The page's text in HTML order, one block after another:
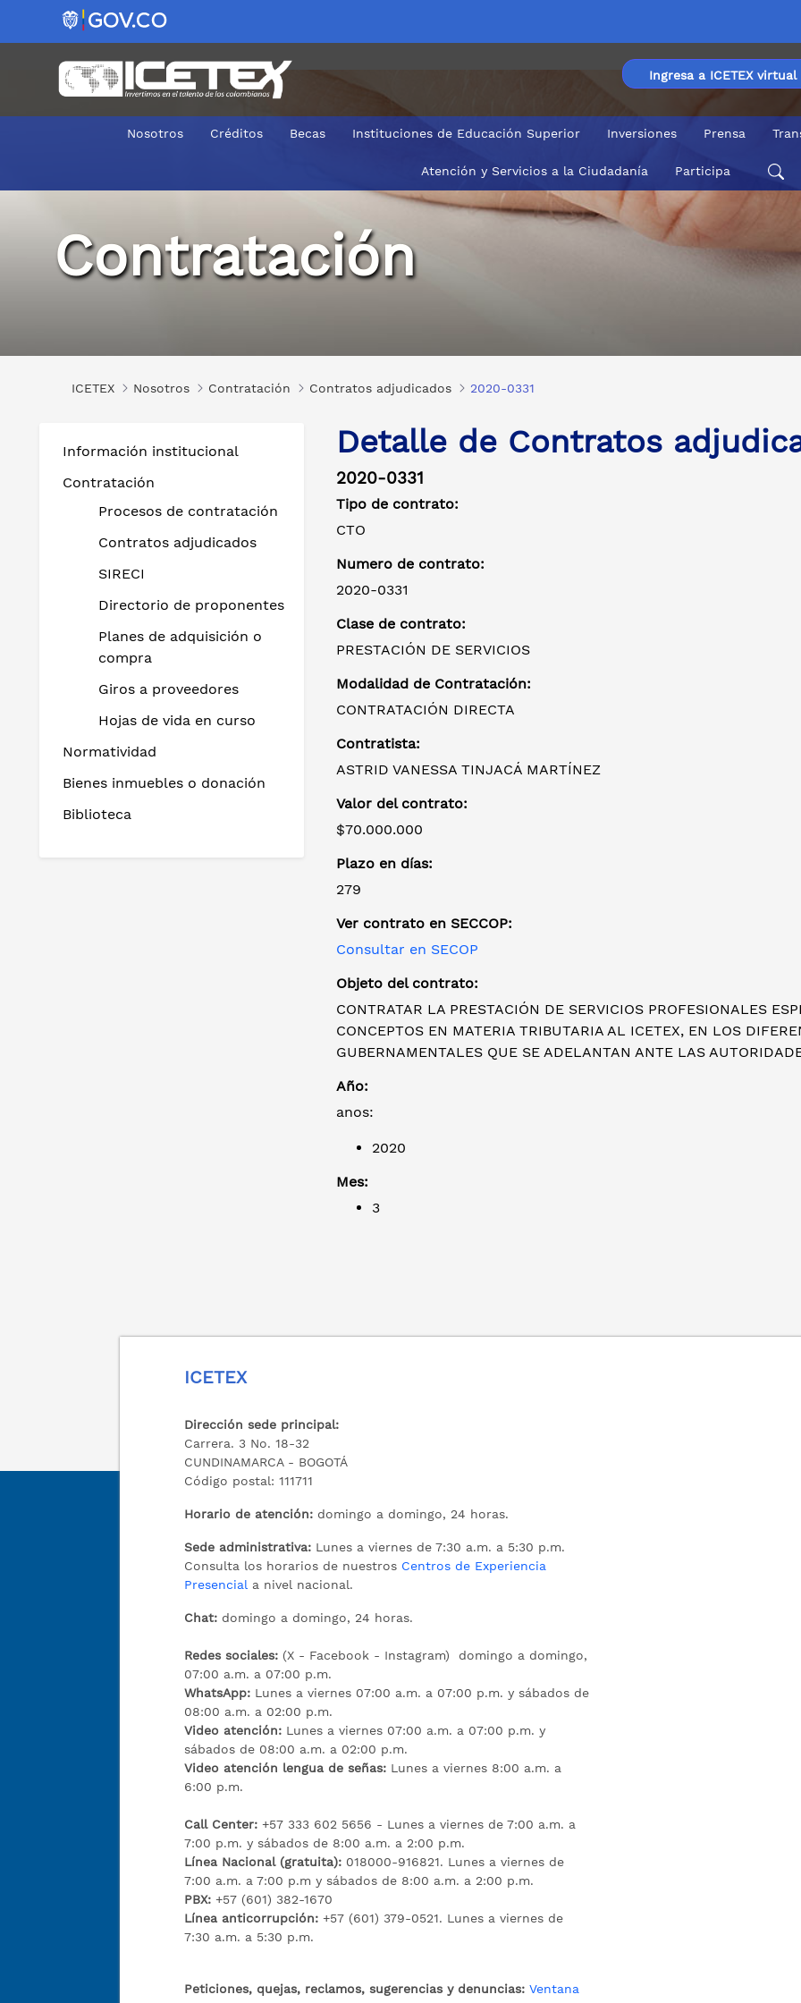
Ingresa a ICETEX virtual
Nosotros Créditos Becas Instituciones de Educación Superior Inversiones Prensa
Atención y Servicios a la Ciudadanía Participa
Contratación
ICETEX Nosotros Contratación Contratos adjudicados 2020-0331
Información institucional
Contratación
Procesos de contratación
Contratos adjudicados
SIRECI
Directorio de proponentes
Planes de adquisición o
compra
Giros a proveedores
Hojas de vida en curso
Normatividad
Bienes inmuebles o donación
Biblioteca
Detalle de Contratos
2020-0331
Tipo de contrato:
CTO
Numero de contrato:
2020-0331
Clase de contrato:
PRESTACIÓN DE SERVICIOS
Modalidad de Contratación:
CONTRATACIÓN DIRECTA
Contratista:
ASTRID VANESSA TINJACÁ MARTÍNEZ
Valor del contrato:
$70.000.000
Plazo en días:
279
Ver contrato en SECCOP:
Consultar en SECOP
Objeto del contrato:
CONTRATAR LA PRESTACIÓN DE SERVICIOS PROFESIONALES
CONCEPTOS EN MATERIA TRIBUTARIA AL ICETEX, EN LOS
GUBERNAMENTALES QUE SE ADELANTAN ANTE LAS
Año:
anos:
2020
Mes:
3
ICETEX
Dirección sede principal:
Carrera. 3 No. 18-32
CUNDINAMARCA - BOGOTÁ
Código postal: 111711
Horario de atención: domingo a domingo, 24 horas.
Sede administrativa: Lunes a viernes de 7:30 a.m. a 5:30 p.m.
Consulta los horarios de nuestros Centros de Experiencia
Presencial a nivel nacional.
Chat: domingo a domingo, 24 horas.
Redes sociales: (X - Facebook - Instagram) domingo a domingo,
07:00 a.m. a 07:00 p.m.
WhatsApp: Lunes a viernes 07:00 a.m. a 07:00 p.m. y sábados de
08:00 a.m. a 02:00 p.m.
Video atención: Lunes a viernes 07:00 a.m. a 07:00 p.m. y
sábados de 08:00 a.m. a 02:00 p.m.
Video atención lengua de señas: Lunes a viernes 8:00 a.m. a
6:00 p.m.
Call Center:+57 333 602 5656 - Lunes a viernes de 7:00 a.m. a
7:00 p.m. y sábados de 8:00 a.m. a 2:00 p.m.
Línea Nacional (gratuita): 018000-916821. Lunes a viernes de
7:00 a.m. a 7:00 p.m y sábados de 8:00 a.m. a 2:00 p.m.
PBX:+57 (601) 382-1670
Línea anticorrupción:+57 (601) 379-0521. Lunes a viernes de
7:30 a.m. a 5:30 p.m.
Peticiones, quejas, reclamos, sugerencias y denuncias: Ventana